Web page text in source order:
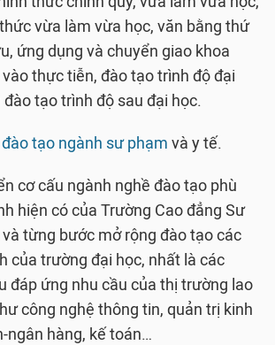
vừa làm vừa học, văn bằng thứ
ứng dụng và chuyển giao khoa
thực tiễn, đào tạo trình độ đại
tạo trình độ sau đại học.
đào tạo ngành sư phạm và y tế.
cơ cấu ngành nghề đào tạo phù
hiện có của Trường Cao đẳng Sư
từng bước mở rộng đào tạo các
của trường đại học, nhất là các
đáp ứng nhu cầu của thị trường lao
công nghệ thông tin, quản trị kinh
ngân hàng, kế toán…